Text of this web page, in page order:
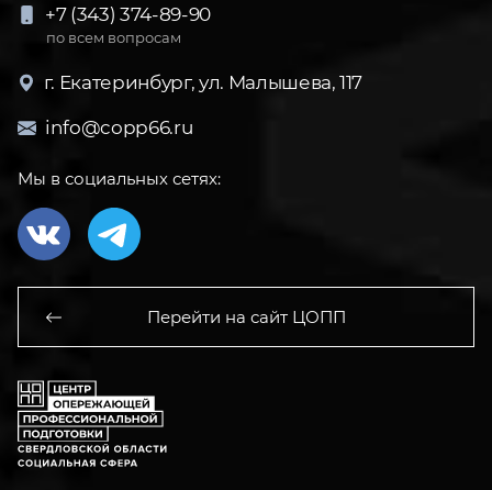
+7 (343) 374-89-90
по всем вопросам
г. Екатеринбург, ул. Малышева, 117
info@copp66.ru
Мы в социальных сетях:
Перейти на сайт ЦОПП